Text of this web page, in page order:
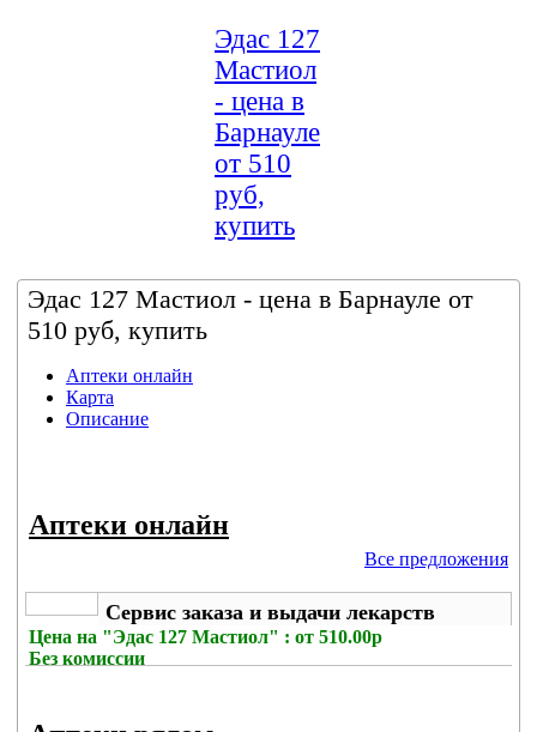
Эдас 127
Мастиол
- цена в
Барнауле
от 510
руб,
купить
Эдас 127 Мастиол - цена в Барнауле от
510 руб, купить
Аптеки онлайн
Карта
Описание
Аптеки онлайн
Все предложения
Сервис заказа и выдачи лекарств
Цена на "Эдас 127 Мастиол" : от 510.00р
Без комиссии